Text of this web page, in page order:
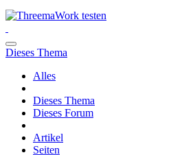
Dieses Thema
Alles
Dieses Thema
Dieses Forum
Artikel
Seiten